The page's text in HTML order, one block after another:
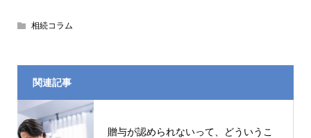
相続コラム
関連記事
贈与が認められないって、どういうこ